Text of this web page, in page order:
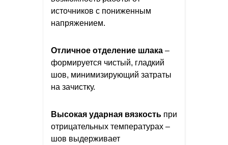
источников с пониженным
напряжением.
Отличное отделение шлака –
формируется чистый, гладкий
шов, минимизирующий затраты
на зачистку.
Высокая ударная вязкость при
отрицательных температурах –
шов выдерживает